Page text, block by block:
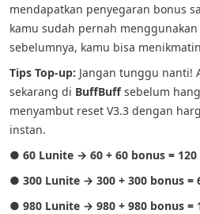
mendapatkan penyegaran bonus
kamu sudah pernah
sebelumnya, kamu bisa
Tips Top-up: Jangan tunggu nanti!
sekarang di BuffBuffsebelum
menyambut reset V3.3 dengan
instan.
● 60 Lunite → 60 + 60 bonus =
● 300 Lunite → 300 + 300 bonus =
● 980 Lunite → 980 + 980 bonus =